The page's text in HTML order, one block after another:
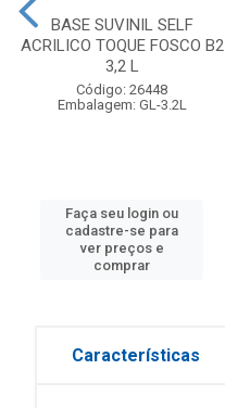
BASE SUVINIL SELF
ACRILICO TOQUE FOSCO B2
3,2 L
Código: 26448
Embalagem: GL-3.2L
Faça seu login ou
cadastre-se para
ver preços e
comprar
Características